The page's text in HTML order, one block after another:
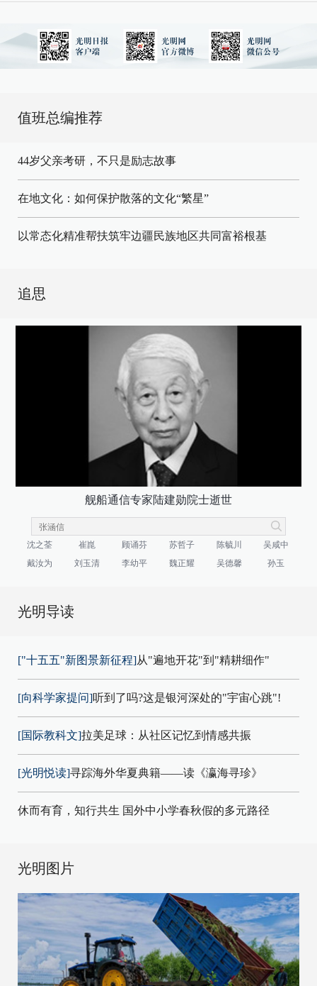
值班总编推荐
44岁父亲考研，不只是励志故事
在地文化：如何保护散落的文化“繁星”
以常态化精准帮扶筑牢边疆民族地区共同富裕根基
追思
舰船通信专家陆建勋院士逝世
沈之荃 崔崑 顾诵芬 苏哲子 陈毓川
吴咸中
戴汝为
刘玉清 李幼平 魏正耀 吴德馨 孙玉
光明导读
["十五五"新图景新征程]从"遍地开花"到"精耕细作"
[向科学家提问]听到了吗?这是银河深处的"宇宙心跳"!
[国际教科文]拉美足球：从社区记忆到情感共振
[光明悦读]寻踪海外华夏典籍——读《瀛海寻珍》
休而有育，知行共生 国外中小学春秋假的多元路径
光明图片